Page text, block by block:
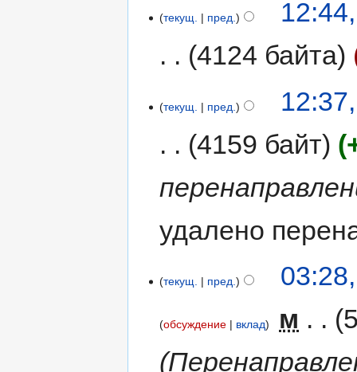
текущ. пред.
4124 байта
текущ. пред.
4159 байт
удалено
текущ. пред.
обсуждение вклад м